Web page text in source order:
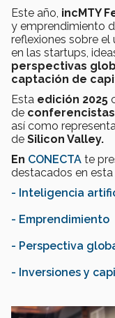
Este año, incMTY
y emprendimiento
reflexiones sobre el
en las startups,
perspectivas
captación de
Esta edición 2025
de
así como
de Silicon Valley.
En CONECTA te
destacados en
- Inteligencia
- Emprendimiento
- Perspectiva
- Inversiones y